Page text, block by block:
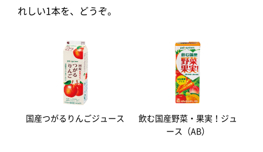
れしい1本を、どうぞ。
国産つがるりんごジュース
飲む国産野菜・果実！ジュ
ース（AB）